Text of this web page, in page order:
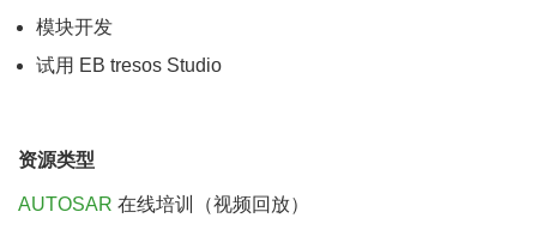
模块开发
试用 EB tresos Studio
资源类型
AUTOSAR 在线培训（视频回放）